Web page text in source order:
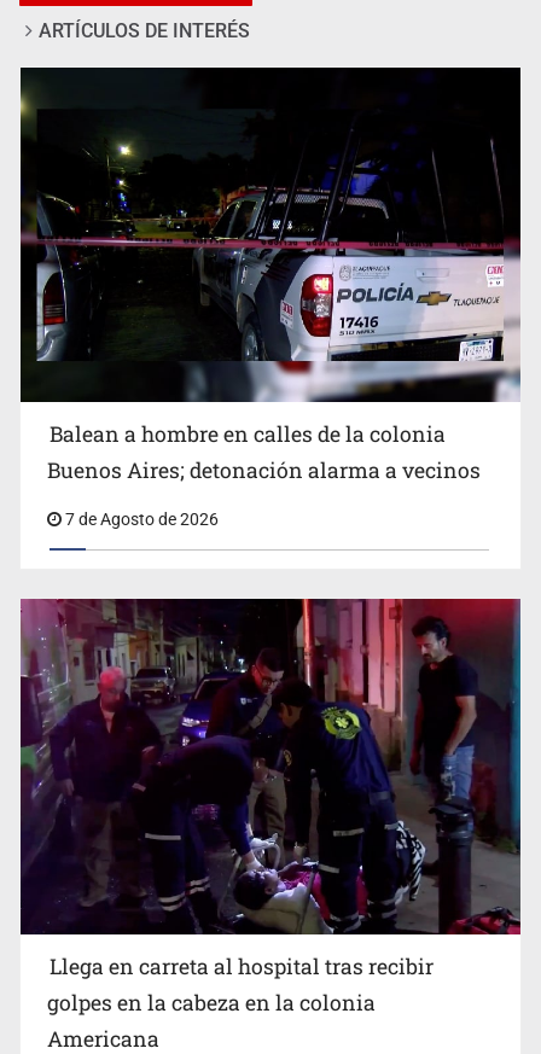
SCJN ordena al Congreso de Jalisco eliminar la
adopción simple
Cae ex mando por agresión a ex pareja y procesan a
agente por abuso a menor
Balean a hombre en calles de la colonia Buenos Aires;
detonación alarma a vecinos
ARTÍCULOS DE INTERÉS
Balean a hombre en calles de la colonia
Buenos Aires; detonación alarma a vecinos
7 de Agosto de 2026
Llega en carreta al hospital tras recibir
golpes en la cabeza en la colonia
Americana